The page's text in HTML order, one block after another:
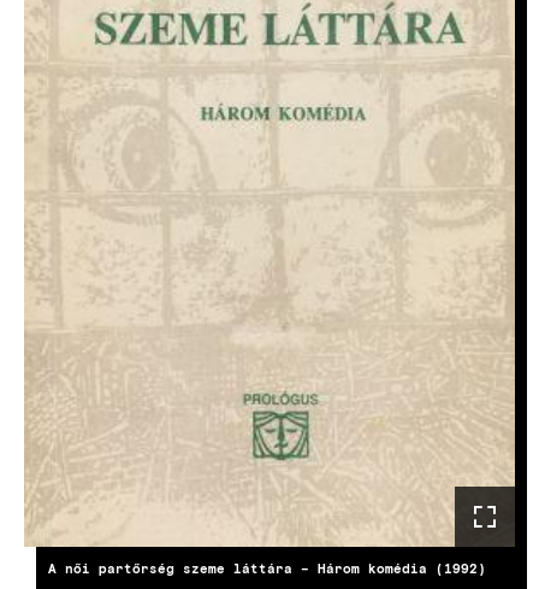
A női partőrség szeme láttára – Három komédia (1992)